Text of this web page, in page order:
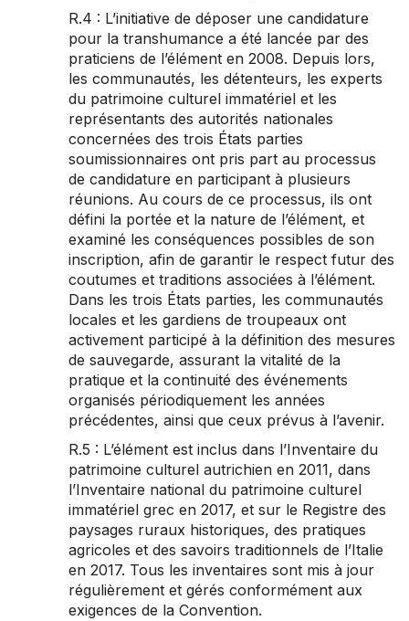
R.4 : L’initiative de déposer une candidature
pour la transhumance a été lancée par des
praticiens de l’élément en 2008. Depuis lors,
les communautés, les détenteurs, les experts
du patrimoine culturel immatériel et les
représentants des autorités nationales
concernées des trois États parties
soumissionnaires ont pris part au processus
de candidature en participant à plusieurs
réunions. Au cours de ce processus, ils ont
défini la portée et la nature de l’élément, et
examiné les conséquences possibles de son
inscription, afin de garantir le respect futur des
coutumes et traditions associées à l’élément.
Dans les trois États parties, les communautés
locales et les gardiens de troupeaux ont
activement participé à la définition des mesures
de sauvegarde, assurant la vitalité de la
pratique et la continuité des événements
organisés périodiquement les années
précédentes, ainsi que ceux prévus à l’avenir.
R.5 : L’élément est inclus dans l’Inventaire du
patrimoine culturel autrichien en 2011, dans
l’Inventaire national du patrimoine culturel
immatériel grec en 2017, et sur le Registre des
paysages ruraux historiques, des pratiques
agricoles et des savoirs traditionnels de l’Italie
en 2017. Tous les inventaires sont mis à jour
régulièrement et gérés conformément aux
exigences de la Convention.